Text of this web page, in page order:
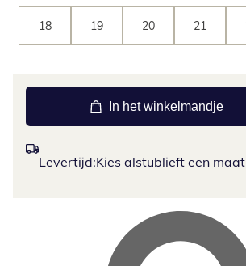
18 19 20 21
In het winkelmandje
Levertijd:Kies alstublieft een maat